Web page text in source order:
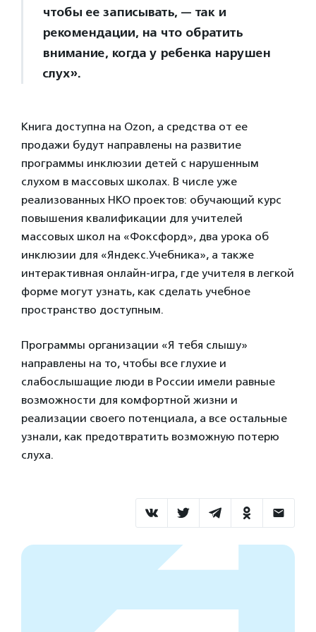
чтобы ее записывать, — так и
рекомендации, на что обратить
внимание, когда у ребенка нарушен
слух».
Книга доступна на Ozon, а средства от ее
продажи будут направлены на развитие
программы инклюзии детей с нарушенным
слухом в массовых школах. В числе уже
реализованных НКО проектов: обучающий курс
повышения квалификации для учителей
массовых школ на «Фоксфорд», два урока об
инклюзии для «Яндекс.Учебника», а также
интерактивная онлайн-игра, где учителя в легкой
форме могут узнать, как сделать учебное
пространство доступным.
Программы организации «Я тебя слышу»
направлены на то, чтобы все глухие и
слабослышащие люди в России имели равные
возможности для комфортной жизни и
реализации своего потенциала, а все остальные
узнали, как предотвратить возможную потерю
слуха.